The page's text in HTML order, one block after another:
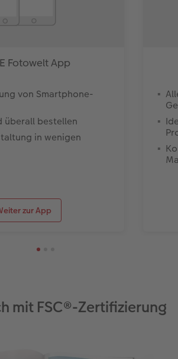
Fotowelt App
von Smartphone-
überall bestellen
in wenigen
zur App
mit FSC®-Zertifizierung